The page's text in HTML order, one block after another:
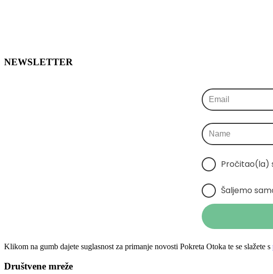
NEWSLETTER
Pročitao(la)
Šaljemo
Klikom na gumb dajete suglasnost za primanje novosti Pokreta Otoka te se slažete s
Društvene mreže